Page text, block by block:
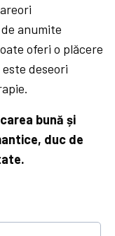
anumite
oferi o plăcere
deseori
bună și
duc de